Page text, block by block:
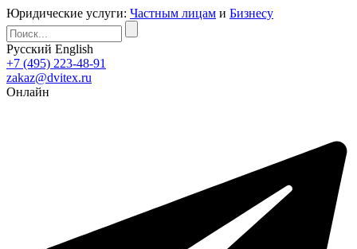
Юридические услуги: Частным лицам и Бизнесу
Русский English
+7 (495) 223-48-91
zakaz@dvitex.ru
Онлайн